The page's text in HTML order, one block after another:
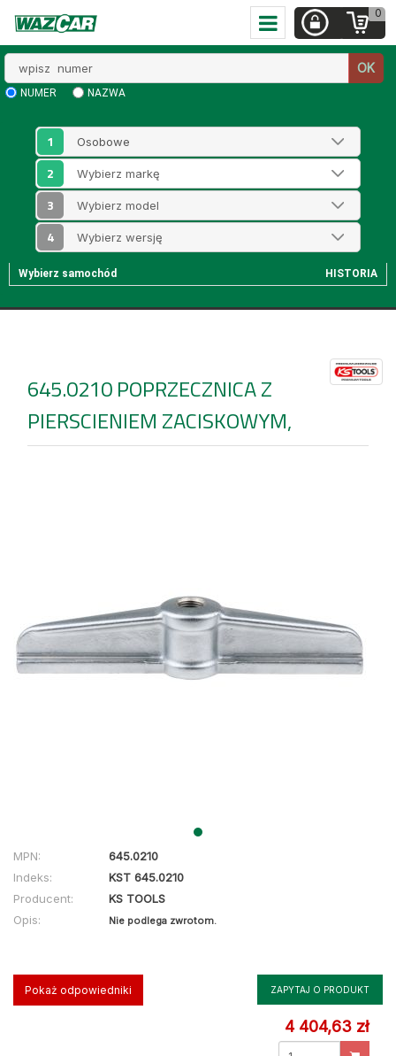
0
numer
OK
NUMER NAZWA
1
2
3
4
Wybierz samochód HISTORIA
645.0210POPRZECZNICA Z
PIERSCIENIEM ZACISKOWYM,
MPN:
645.0210
Indeks:
KST 645.0210
Producent:
KS TOOLS
Opis:
Nie podlega zwrotom.
Pokaż odpowiedniki ZAPYTAJ O PRODUKT
4 404,63 zł